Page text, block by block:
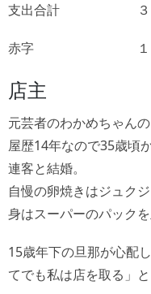
支出合計 ３４
赤字 １９
店主
元芸者のわかめちゃん
屋歴14年なので35歳頃
連客と結婚。
自慢の卵焼きはジュク
身はスーパーのパックを
15歳年下の旦那が心配
てでも私は店を取る」と